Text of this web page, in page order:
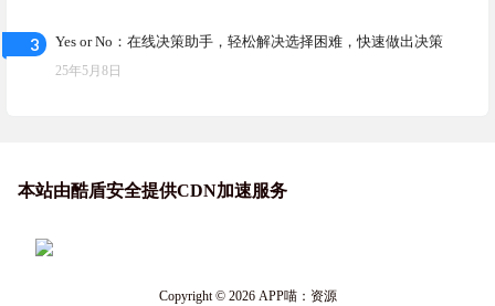
3 Yes or No：在线决策助手，轻松解决选择困难，快速做出决策
25年5月8日
本站由酷盾安全提供CDN加速服务
Copyright © 2026APP喵：资源